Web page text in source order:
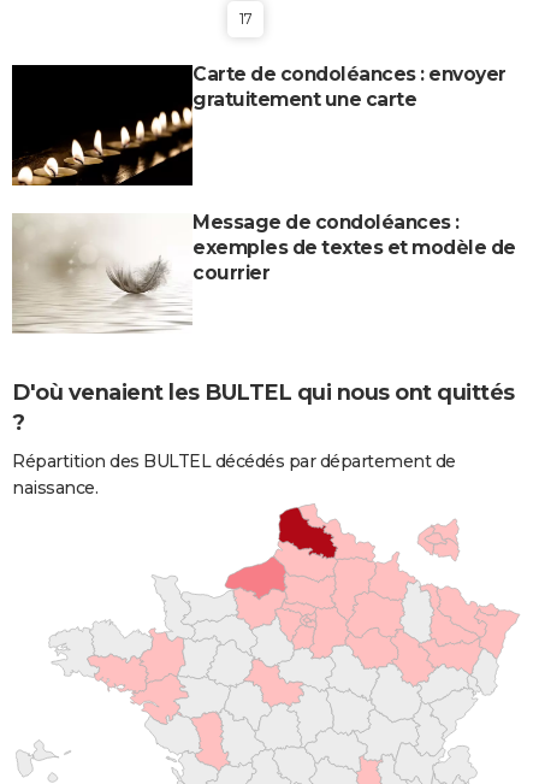
17
Carte de condoléances : envoyer
gratuitement une carte
Message de condoléances :
exemples de textes et modèle de
courrier
D'où venaient les BULTEL qui nous ont quittés
?
Répartition des BULTEL décédés par département de
naissance.